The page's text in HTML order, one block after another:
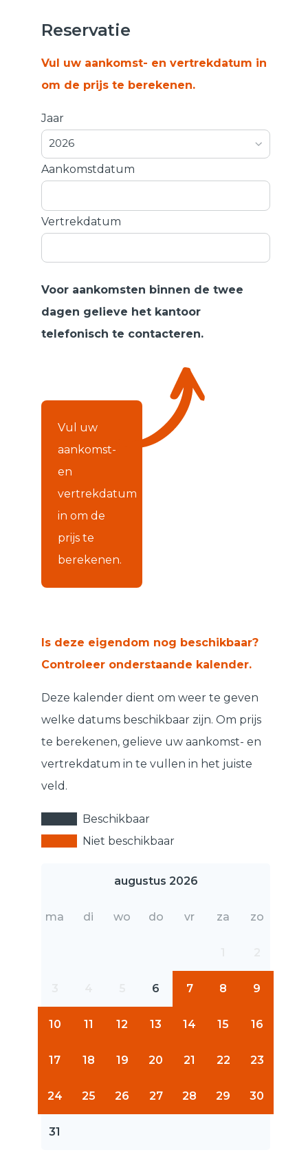
Reservatie
Vul uw aankomst- en vertrekdatum in
om de prijs te berekenen.
Jaar
2026
Aankomstdatum
Vertrekdatum
Voor aankomsten binnen de twee
dagen gelieve het kantoor
telefonisch te contacteren.
Vul uw
aankomst-
en
vertrekdatum
in om de
prijs te
berekenen.
Is deze eigendom nog beschikbaar?
Controleer onderstaande kalender.
Deze kalender dient om weer te geven
welke datums beschikbaar zijn. Om prijs
te berekenen, gelieve uw aankomst- en
vertrekdatum in te vullen in het juiste
veld.
Beschikbaar
Niet beschikbaar
augustus 2026
ma di wo do vr za zo
6 7 8 9
10 11 12 13 14 15 16
17 18 19 20 21 22 23
24 25 26 27 28 29 30
31